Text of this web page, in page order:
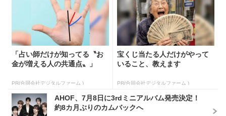
「占い師だけが知ってる〝お
金が増える人の共通点〟」
PR(合同会社デジタルファーム )
宝くじ当たる人だけがやって
いること、教えます
PR(合同会社デジタルファーム )
AHOF、7月8日に3rdミニアルバム発売決定！
約8カ月ぶりのカムバックへ